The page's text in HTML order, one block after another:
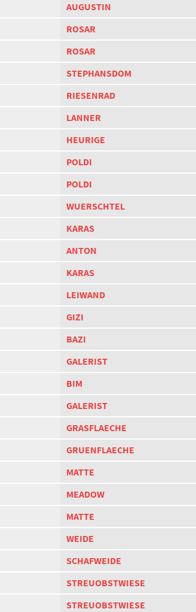
AUGUSTIN
ROSAR
ROSAR
STEPHANSDOM
RIESENRAD
LANNER
HEURIGE
POLDI
POLDI
WUERSCHTEL
KARAS
ANTON
KARAS
LEIWAND
GIZI
BAZI
GALERIST
BIM
GALERIST
GRASFLAECHE
GRUENFLAECHE
MATTE
MEADOW
MATTE
WEIDE
SCHAFWEIDE
STREUOBSTWIESE
STREUOBSTWIESE